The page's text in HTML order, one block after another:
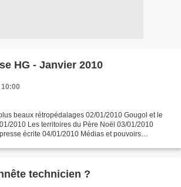
HG - Janvier 2010
10:00
beaux rétropédalages 02/01/2010 Gougol et le
2010 Les territoires du Père Noël 03/01/2010
écrite 04/01/2010 Médias et pouvoirs
technicien ?